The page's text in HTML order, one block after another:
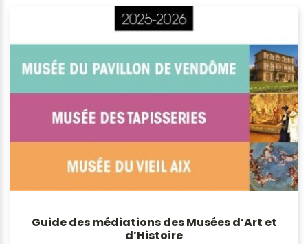
Guide des médiations des Musées d’Art et
d’Histoire